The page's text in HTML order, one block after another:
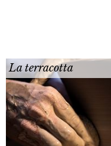
La terracotta